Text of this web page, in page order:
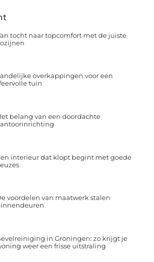
tocht naar topcomfort met de juiste
overkappingen voor een
tuin
belang van een doordachte
interieur dat klopt begint met goede
voordelen van maatwerk stalen
in Groningen: zo krijgt je
weer een frisse uitstraling